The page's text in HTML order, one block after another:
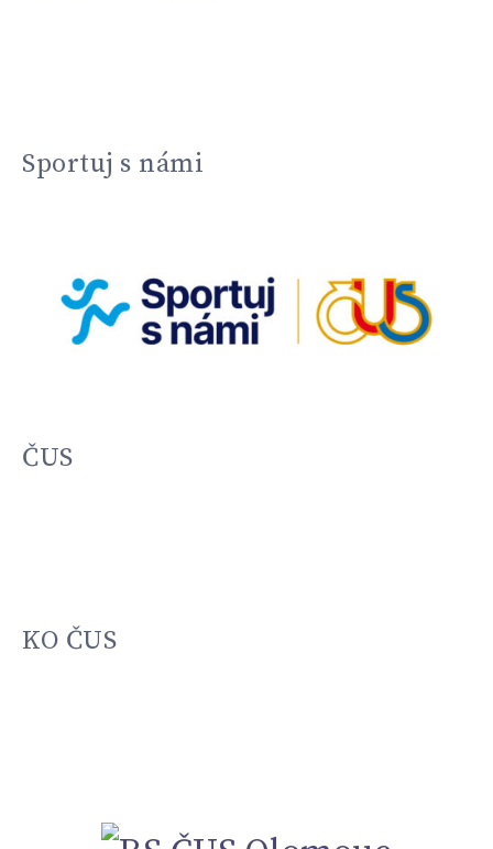
Sportuj s námi
ČUS
KO ČUS